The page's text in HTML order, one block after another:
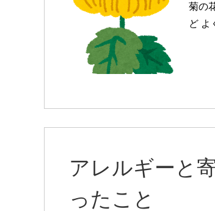
菊の
ど よ
アレルギーと
ったこと